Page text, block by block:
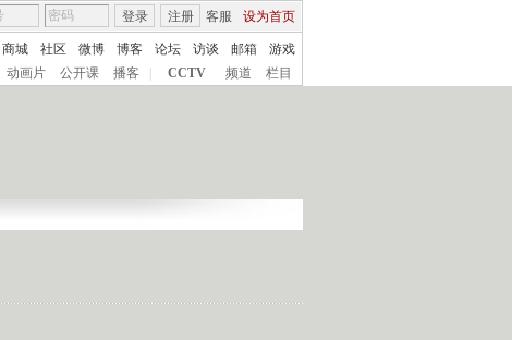
客服 设为首页
登录 注册
商城 社区 微博 博客 论坛 访谈 邮箱
游戏
动画片 公开课 播客 CCTV 频道 栏目